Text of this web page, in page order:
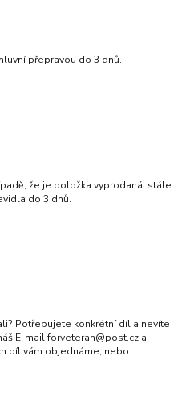
přepravou do 3 dnů.
že je položka vyprodaná, stále
do 3 dnů.
Potřebujete konkrétní díl a nevíte
E-mail forveteran@post.cz a
díl vám objednáme, nebo